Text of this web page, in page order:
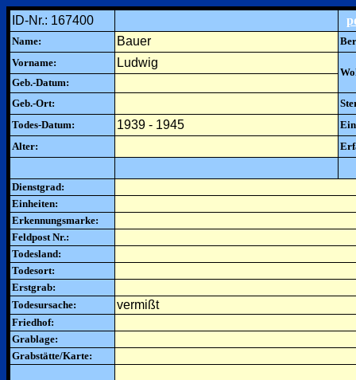
ID-Nr.: 167400
Name: Bauer
Vorname:
Ludwig
Geb.-Datum:
Geb.-Ort:
Todes-Datum:
1939 - 1945
Alter:
Dienstgrad:
Einheiten:
Erkennungsmarke:
Feldpost Nr.:
Todesland:
Todesort:
Erstgrab:
Todesursache:
vermißt
Friedhof:
Grablage:
Grabstätte/Karte: